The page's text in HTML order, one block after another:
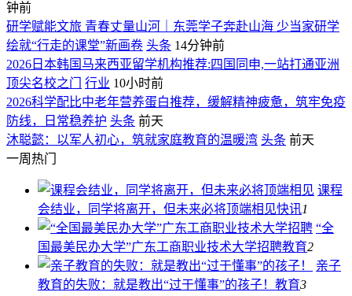
钟前
研学赋能文旅 青春丈量山河｜东莞学子奔赴山海 少当家研学
绘就“行走的课堂”新画卷 头条 14分钟前
2026日本韩国马来西亚留学机构推荐:四国同申,一站打通亚洲
顶尖名校之门
行业 10小时前
2026科学配比中老年营养蛋白推荐，缓解精神疲惫，筑牢免疫
防线，日常稳养护 头条 前天
沐聪懿：以军人初心，筑就家庭教育的温暖湾 头条 前天
一周热门
课程
会结业，同学将离开，但未来必将顶端相见快讯1
“全
国最美民办大学”广东工商职业技术大学招聘教育2
亲子
教育的失败：就是教出“过于懂事”的孩子！ 教育3